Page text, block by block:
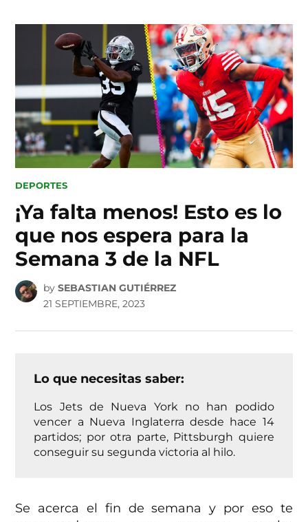
POSTED
DEPORTES
¡Ya falta menos! Esto es lo
que nos espera para la
Semana 3 de la NFL
by SEBASTIAN GUTIÉRREZ
21 SEPTIEMBRE, 2023
Lo que necesitas saber:
Los Jets de Nueva York no han podido
vencer a Nueva Inglaterra desde hace 14
partidos; por otra parte, Pittsburgh quiere
conseguir su segunda victoria al hilo.
Se acerca el fin de semana y por eso te